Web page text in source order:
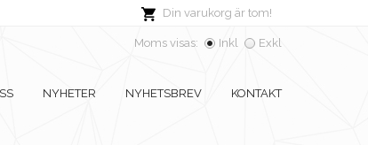
Din varukorg är tom!
Moms visas: Inkl Exkl
NYHETER NYHETSBREV KONTAKT